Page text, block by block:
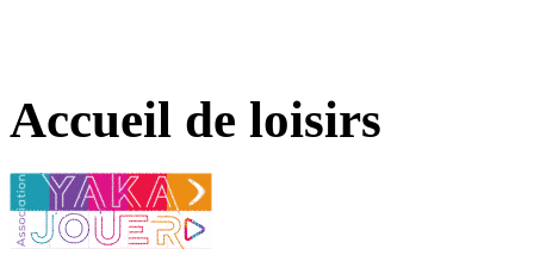
Accueil de loisirs